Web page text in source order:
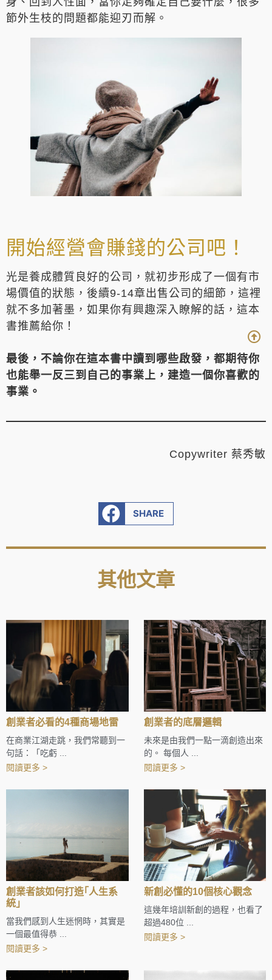
節外生枝的問題都能迎刃而解。
開始經營會賺錢的公司吧！
光是養成體質良好的公司，就初步形成了一個有市
場價值的狀態，後續9-14章出售公司的細節，這裡
就不多加著墨，如果你有興趣深入瞭解的話，這本
書推薦給你！
最後，不論你在這本書中讀到哪些啟發，都期待你
也能舉一反三到自己的事業上，建造一個你喜歡的
事業。
Copywriter 蔡秀敏
SHARE
其他文章
創業者必看的4種商場地雷
在商業江湖走跳，我們常聽到一
句話：「吃虧 ...
閱讀更多 >
創業者的底層邏輯
未來是由我們一點一滴創造出來
的。 每個人 ...
閱讀更多 >
創業者該如何打造｢人生系
統｣
當我們感到人生迷惘時，其實是
一個最值得恭 ...
閱讀更多 >
新創必懂的10個核心觀念
這幾年培訓新創的過程，也看了
超過480位 ...
閱讀更多 >